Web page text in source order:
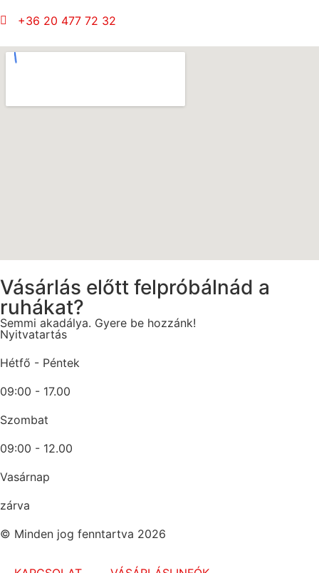
+36 20 477 72 32
Vásárlás előtt felpróbálnád a
ruhákat?
Semmi akadálya. Gyere be hozzánk!
Nyitvatartás
Hétfő - Péntek
09:00 - 17.00
Szombat
09:00 - 12.00
Vasárnap
zárva
© Minden jog fenntartva 2026